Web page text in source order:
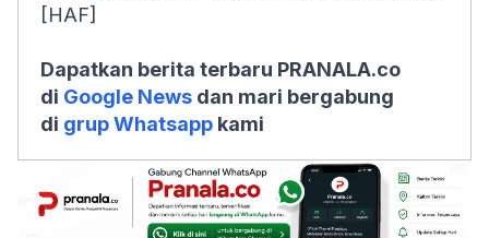
[HAF]
Dapatkan berita terbaru PRANALA.co
di Google News dan mari bergabung
di grup Whatsapp kami